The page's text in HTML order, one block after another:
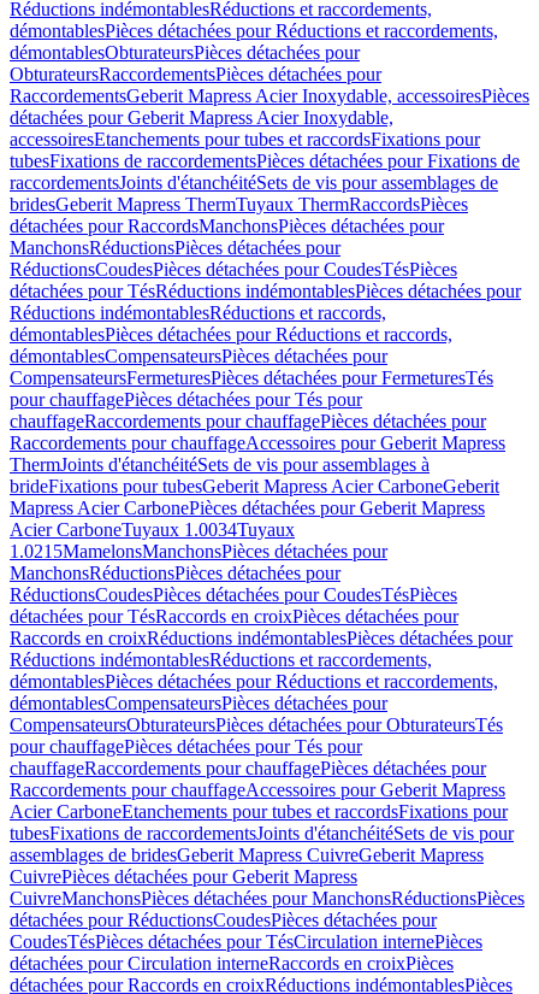
Réductions indémontablesRéductions et raccordements,
démontablesPièces détachées pour Réductions et raccordements,
démontablesObturateursPièces détachées pour
ObturateursRaccordementsPièces détachées pour
RaccordementsGeberit Mapress Acier Inoxydable, accessoiresPièces
détachées pour Geberit Mapress Acier Inoxydable,
accessoiresEtanchements pour tubes et raccordsFixations pour
tubesFixations de raccordementsPièces détachées pour Fixations de
raccordementsJoints d'étanchéitéSets de vis pour assemblages de
bridesGeberit Mapress ThermTuyaux ThermRaccordsPièces
détachées pour RaccordsManchonsPièces détachées pour
ManchonsRéductionsPièces détachées pour
RéductionsCoudesPièces détachées pour CoudesTésPièces
détachées pour TésRéductions indémontablesPièces détachées pour
Réductions indémontablesRéductions et raccords,
démontablesPièces détachées pour Réductions et raccords,
démontablesCompensateursPièces détachées pour
CompensateursFermeturesPièces détachées pour FermeturesTés
pour chauffagePièces détachées pour Tés pour
chauffageRaccordements pour chauffagePièces détachées pour
Raccordements pour chauffageAccessoires pour Geberit Mapress
ThermJoints d'étanchéitéSets de vis pour assemblages à
brideFixations pour tubesGeberit Mapress Acier CarboneGeberit
Mapress Acier CarbonePièces détachées pour Geberit Mapress
Acier CarboneTuyaux 1.0034Tuyaux
1.0215MamelonsManchonsPièces détachées pour
ManchonsRéductionsPièces détachées pour
RéductionsCoudesPièces détachées pour CoudesTésPièces
détachées pour TésRaccords en croixPièces détachées pour
Raccords en croixRéductions indémontablesPièces détachées pour
Réductions indémontablesRéductions et raccordements,
démontablesPièces détachées pour Réductions et raccordements,
démontablesCompensateursPièces détachées pour
CompensateursObturateursPièces détachées pour ObturateursTés
pour chauffagePièces détachées pour Tés pour
chauffageRaccordements pour chauffagePièces détachées pour
Raccordements pour chauffageAccessoires pour Geberit Mapress
Acier CarboneEtanchements pour tubes et raccordsFixations pour
tubesFixations de raccordementsJoints d'étanchéitéSets de vis pour
assemblages de bridesGeberit Mapress CuivreGeberit Mapress
CuivrePièces détachées pour Geberit Mapress
CuivreManchonsPièces détachées pour ManchonsRéductionsPièces
détachées pour RéductionsCoudesPièces détachées pour
CoudesTésPièces détachées pour TésCirculation internePièces
détachées pour Circulation interneRaccords en croixPièces
détachées pour Raccords en croixRéductions indémontablesPièces